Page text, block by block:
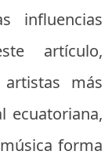
influencias
artículo,
más
ecuatoriana,
forma